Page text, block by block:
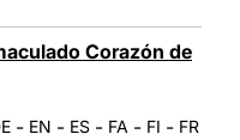
Corazón de
- EN - ES - FA - FI - FR